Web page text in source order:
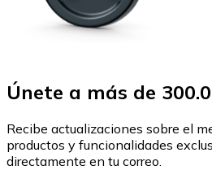
Únete a más de
Recibe actualizaciones sobre el
productos y funcionalidades
directamente en tu correo.